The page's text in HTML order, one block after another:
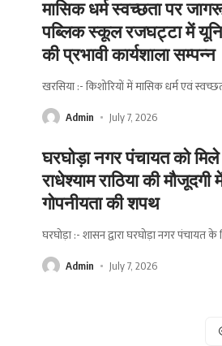
मासिक धर्म स्वच्छता पर
पब्लिक स्कूल रजघट्टा में
की प्रभावी कार्यशाला सम्पन्न
खरसिया :- किशोरियों में मासिक धर्म एवं
Admin July 7, 2026
घरघोड़ा नगर पंचायत को
राधेश्याम राठिया की
गोपनीयता की शपथ
घरघोड़ा :- शासन द्वारा घरघोड़ा नगर पंचायत
Admin July 7, 2026